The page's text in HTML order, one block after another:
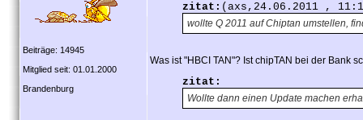
Beiträge: 14945
Mitglied seit: 01.01.2000
Brandenburg
zitat: (axs,24.06.2011 ,
wollte Q 2011 auf Chiptan umstellen,
Was ist "HBCI TAN"? Ist chipTAN bei der Bank
zitat:
Wollte dann einen Update machen